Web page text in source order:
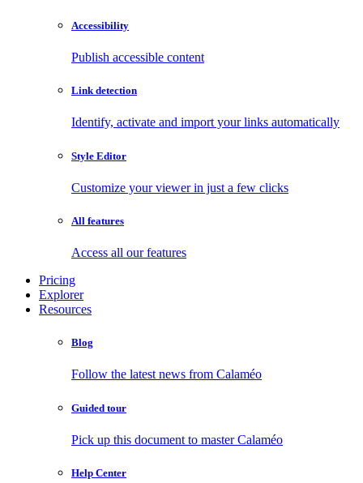
Accessibility
Publish accessible content
Link detection
Identify, activate and import your links automatically
Style Editor
Customize your viewer in just a few clicks
All features
Access all our features
Pricing
Explorer
Resources
Blog
Follow the latest news from Calaméo
Guided tour
Pick up this document to master Calaméo
Help Center